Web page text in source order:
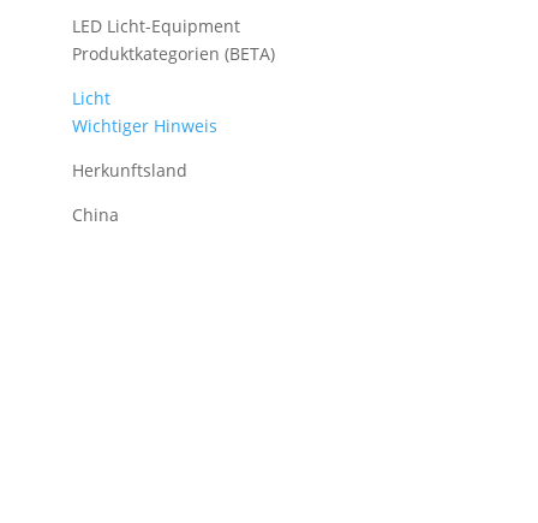
LED Licht-Equipment
Produktkategorien (BETA)
Licht
Wichtiger Hinweis
Herkunftsland
China